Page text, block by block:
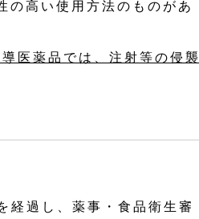
高い使用方法のものがあ
医薬品では、注射等の侵襲
過し、薬事・食品衛生審